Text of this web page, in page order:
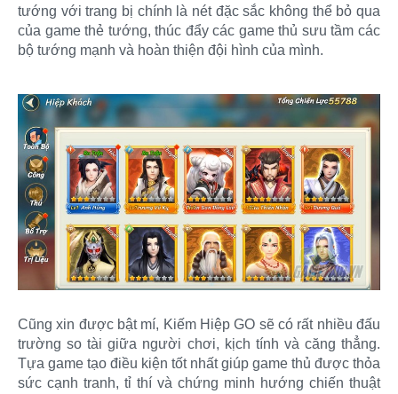
tướng với trang bị chính là nét đặc sắc không thể bỏ qua
của game thẻ tướng, thúc đẩy các game thủ sưu tầm các
bộ tướng mạnh và hoàn thiện đội hình của mình.
Cũng xin được bật mí, Kiếm Hiệp GO sẽ có rất nhiều đấu
trường so tài giữa người chơi, kịch tính và căng thẳng.
Tựa game tạo điều kiện tốt nhất giúp game thủ được thỏa
sức cạnh tranh, tỉ thí và chứng minh hướng chiến thuật